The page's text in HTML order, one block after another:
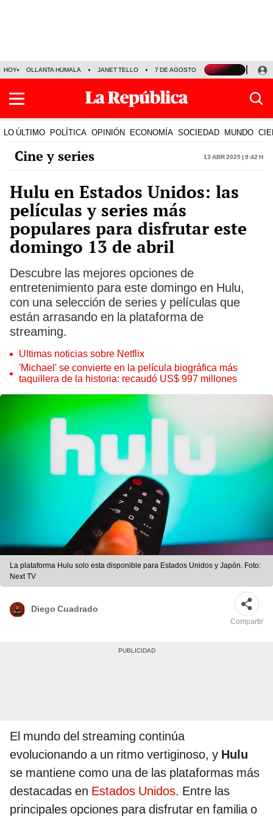
HOY OLLANTA HUMALA JANET TELLO 7 DE AGOSTO TINKA RESULTADOS
LO ÚLTIMO POLÍTICA OPINIÓN ECONOMÍA SOCIEDAD MUNDO
Cine y series 13 Abr 2025 | 9:42 h
Hulu en Estados Unidos: las
películas y series más
populares para disfrutar este
domingo 13 de abril
Descubre las mejores opciones de
entretenimiento para este domingo en Hulu,
con una selección de series y películas que
están arrasando en la plataforma de
streaming.
Últimas noticias sobre Netflix
'Michael' se convierte en la película biográfica más
taquillera de la historia: recaudó US$ 997 millones
La plataforma Hulu solo esta disponible para Estados Unidos y Japón. Foto:
Next TV
Diego Cuadrado
Compartir
El mundo del streaming continúa
evolucionando a un ritmo vertiginoso, y Hulu
se mantiene como una de las plataformas más
destacadas en Estados Unidos. Entre las
principales opciones para disfrutar en familia o